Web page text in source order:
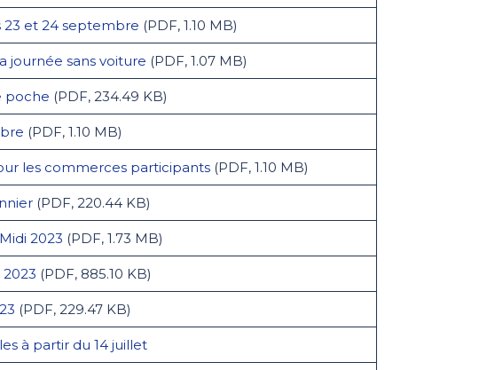
23 et 24 septembre (PDF, 1.10 MB)
journée sans voiture (PDF, 1.07 MB)
poche (PDF, 234.49 KB)
(PDF, 1.10 MB)
les commerces participants(PDF, 1.10 MB)
(PDF, 220.44 KB)
2023 (PDF, 1.73 MB)
(PDF, 885.10 KB)
(PDF, 229.47 KB)
à partir du 14 juillet